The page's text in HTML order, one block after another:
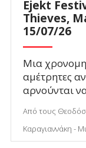
Ejekt
Thieves,
15/07/26
Μια
αμέτρητες
αρνούνται
Από τους
Καραγιαννάκη -